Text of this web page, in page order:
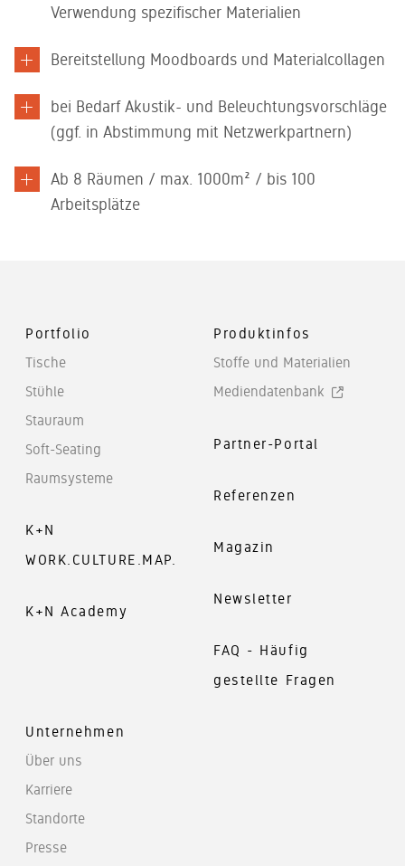
Verwendung spezifischer Materialien​
Bereitstellung Moodboards und Materialcollagen​​
bei Bedarf Akustik- und Beleuchtungsvorschläge​
(ggf. in Abstimmung mit Netzwerkpartnern)​
Ab 8 Räumen / max. 1000m² / bis 100
Arbeitsplätze​
Portfolio
Tische
Stühle
Stauraum
Soft-Seating
Raumsysteme
K+N
WORK.CULTURE.MAP.
K+N Academy
Produktinfos
Stoffe und Materialien
Mediendatenbank
Partner-Portal
Referenzen
Magazin
Newsletter
FAQ - Häufig
gestellte Fragen
Unternehmen
Über uns
Karriere
Standorte
Presse